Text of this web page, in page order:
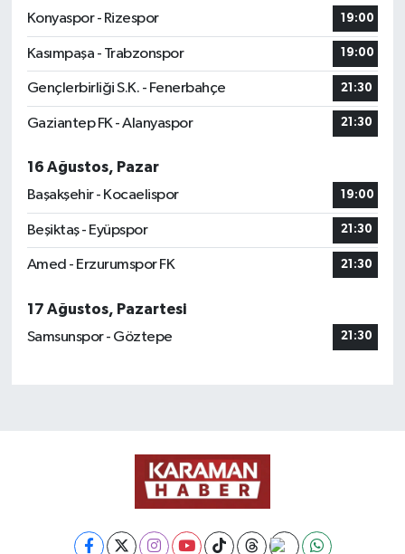
Konyaspor - Rizespor
19:00
Kasımpaşa - Trabzonspor 19:00
Gençlerbirliği S.K. - Fenerbahçe 21:30
Gaziantep FK - Alanyaspor 21:30
16 Ağustos, Pazar
Başakşehir - Kocaelispor
19:00
Beşiktaş - Eyüpspor 21:30
Amed - Erzurumspor FK 21:30
17 Ağustos, Pazartesi
Samsunspor - Göztepe
21:30